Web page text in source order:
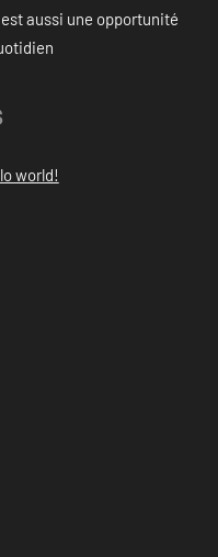
aussi une opportunité
world!